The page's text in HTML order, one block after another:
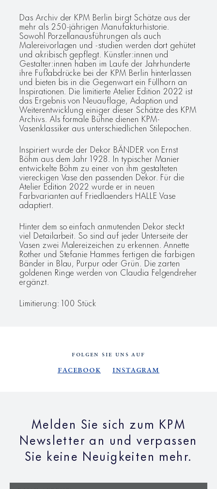
Das Archiv der KPM Berlin birgt Schätze aus der
mehr als 250-jährigen Manufakturhistorie.
Sowohl Porzellanausführungen als auch
Malereivorlagen und -studien werden dort gehütet
und akribisch gepflegt. Künstler:innen und
Gestalter:innen haben im Laufe der Jahrhunderte
ihre Fußabdrücke bei der KPM Berlin hinterlassen
und bieten bis in die Gegenwart ein Füllhorn an
Inspirationen. Die limitierte Atelier Edition 2022 ist
das Ergebnis von Neuauflage, Adaption und
Weiterentwicklung einiger dieser Schätze des KPM
Archivs. Als formale Bühne dienen KPM-
Vasenklassiker aus unterschiedlichen Stilepochen.
Inspiriert wurde der Dekor BÄNDER von Ernst
Böhm aus dem Jahr 1928. In typischer Manier
entwickelte Böhm zu einer von ihm gestalteten
viereckigen Vase den passenden Dekor. Für die
Atelier Edition 2022 wurde er in neuen
Farbvarianten auf Friedlaenders HALLE Vase
adaptiert.
Hinter dem so einfach anmutenden Dekor steckt
viel Detailarbeit. So sind auf jeder Unterseite der
Vasen zwei Malereizeichen zu erkennen. Annette
Rother und Stefanie Hammes fertigen die farbigen
Bänder in Blau, Purpur oder Grün. Die zarten
goldenen Ringe werden von Claudia Felgendreher
ergänzt.
Limitierung: 100 Stück
FOLGEN SIE UNS AUF
Facebook Instagram
Melden Sie sich zum KPM
Newsletter an und verpassen
Sie keine Neuigkeiten mehr.